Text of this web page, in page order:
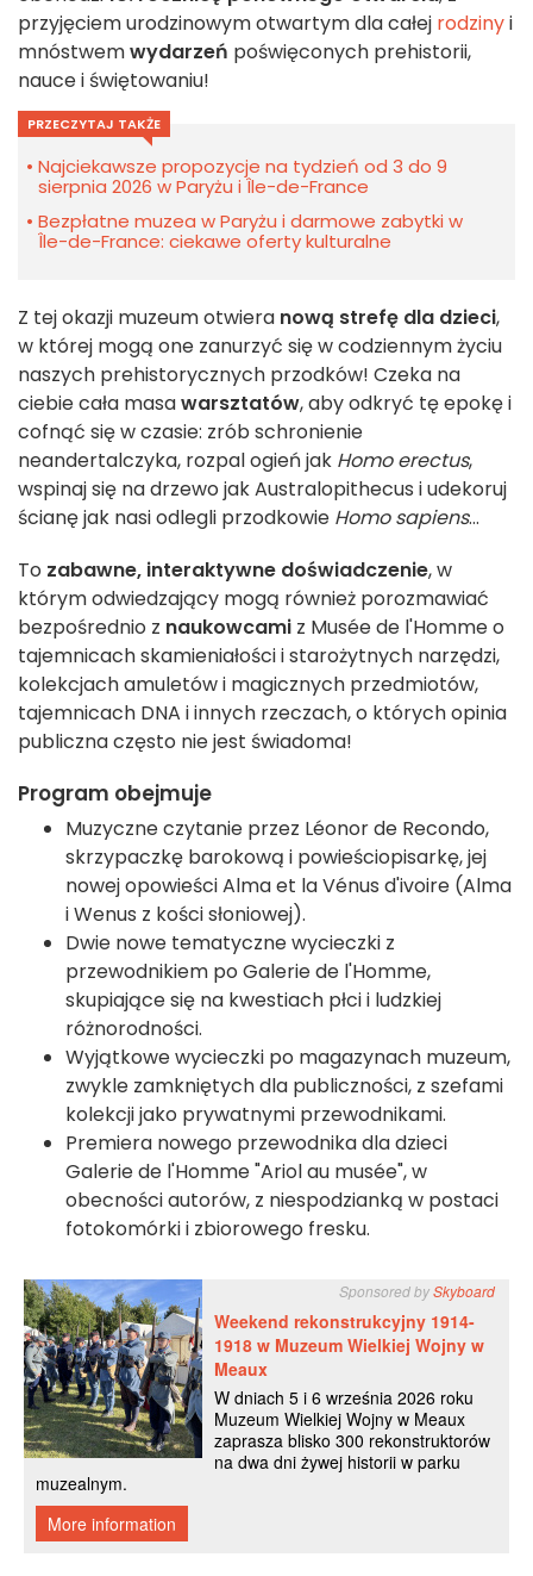
przyjęciem urodzinowym otwartym dla całej rodzinyi
mnóstwemwydarzeń poświęconych prehistorii,
nauce i świętowaniu!
PRZECZYTAJ TAKŻE
Najciekawsze propozycje na tydzień od 3 do 9
sierpnia 2026 w Paryżu i Île-de-France
Bezpłatne muzea w Paryżu i darmowe zabytki w
Île-de-France: ciekawe oferty kulturalne
Z tej okazji muzeum otwiera nową strefę dla dzieci,
w której mogą one zanurzyć się w codziennym życiu
naszych prehistorycznych przodków! Czeka na
ciebie cała masawarsztatów, aby odkryć tę epokę i
cofnąć się w czasie: zrób schronienie
neandertalczyka, rozpal ogień jak Homo erectus,
wspinaj się na drzewo jak Australopithecus i udekoruj
ścianę jak nasi odlegli przodkowie Homo sapiens...
To zabawne, interaktywne doświadczenie, w
którym odwiedzający mogą również porozmawiać
bezpośrednio z naukowcami z Musée de l'Homme o
tajemnicach skamieniałości i starożytnych narzędzi,
kolekcjach amuletów i magicznych przedmiotów,
tajemnicach DNA i innych rzeczach, o których opinia
publiczna często nie jest świadoma!
Program obejmuje
Muzyczne czytanie przez Léonor de Recondo,
skrzypaczkę barokową i powieściopisarkę, jej
nowej opowieści Alma et la Vénus d'ivoire (Alma
i Wenus z kości słoniowej).
Dwie nowe tematyczne wycieczki z
przewodnikiem po Galerie de l'Homme,
skupiające się na kwestiach płci i ludzkiej
różnorodności.
Wyjątkowe wycieczki po magazynach muzeum,
zwykle zamkniętych dla publiczności, z szefami
kolekcji jako prywatnymi przewodnikami.
Premiera nowego przewodnika dla dzieci
Galerie de l'Homme "Ariol au musée", w
obecności autorów, z niespodzianką w postaci
fotokomórki i zbiorowego fresku.